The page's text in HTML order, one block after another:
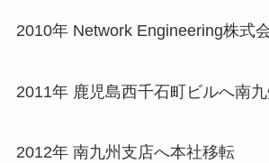
2010年 Network Engineering株式
2011年 鹿児島西千石町ビルへ南
2012年 南九州支店へ本社移転